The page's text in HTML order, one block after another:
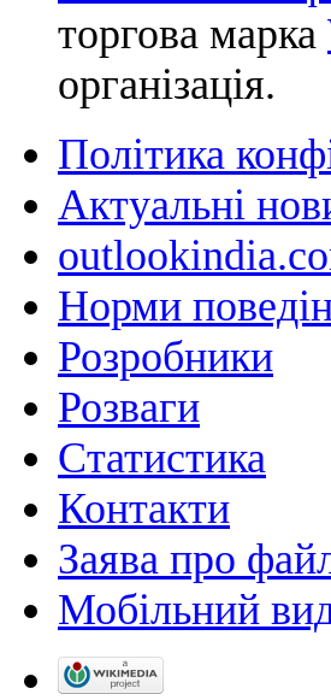
торгова марка
організація.
Політика
Актуальні
Норми
Розробники
Розваги
Статистика
Контакти
Заява про
Мобільний